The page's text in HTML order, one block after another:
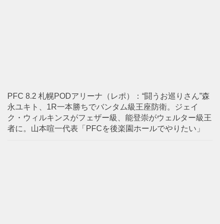
PFC 8.2 札幌PODアリーナ（レポ）：“闘うお巡りさん”森
永ユキト、1R一本勝ちでバンタム級王座防衛。ジェイ
ク・ウィルキンスがフェザー級、能登崇がウェルター級王
者に。山本喧一代表「PFCを後楽園ホールでやりたい」